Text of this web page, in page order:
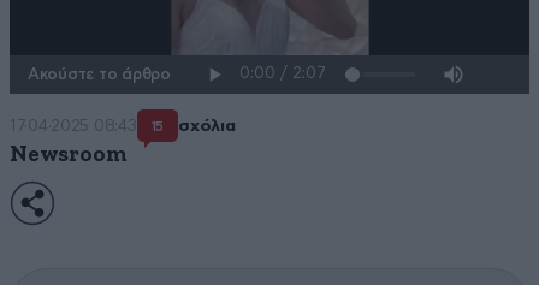
Ακούστε το άρθρο
17·04·2025 08:43 15 σχόλια
Newsroom